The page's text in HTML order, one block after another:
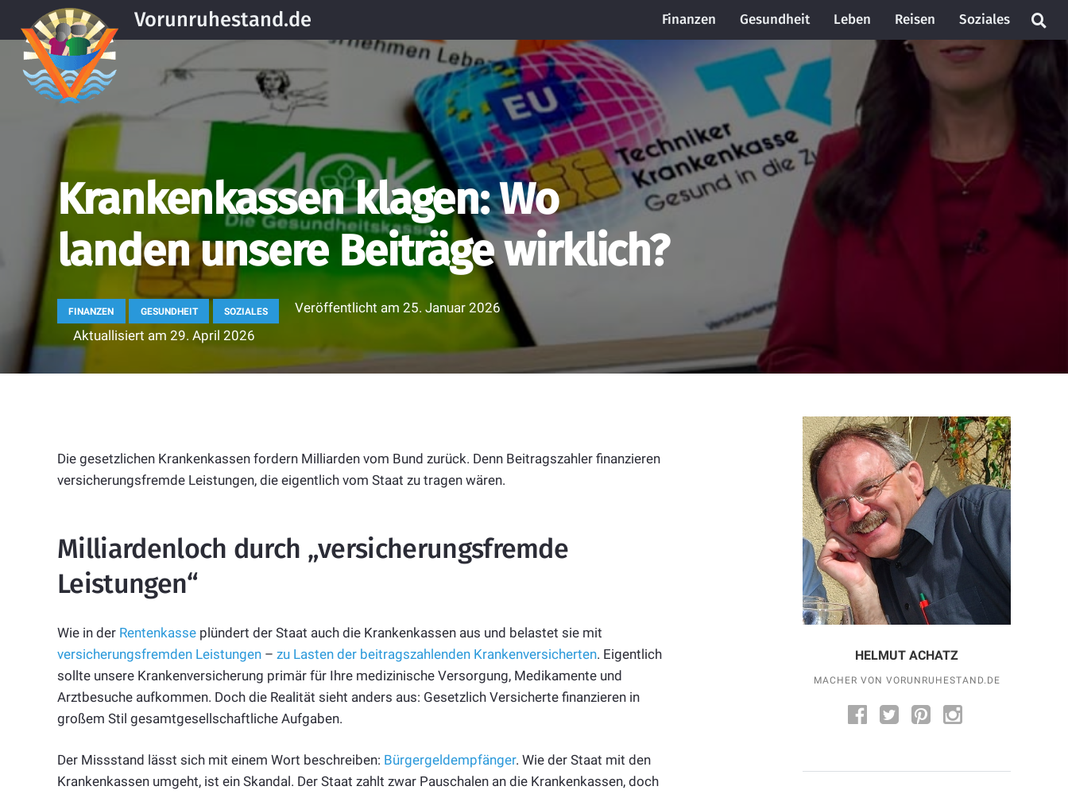
Vorunruhestand.de Finanzen Gesundheit Leben Reisen Soziales
Krankenkassen klagen: Wo
landen unsere Beiträge wirklich?
FINANZEN GESUNDHEIT SOZIALES Veröffentlicht am25. Januar 2026
Aktuallisiert am 29. April 2026
Die gesetzlichen Krankenkassen fordern Milliarden vom Bund zurück. Denn Beitragszahler finanzieren
versicherungsfremde Leistungen, die eigentlich vom Staat zu tragen wären.
Milliardenloch durch „versicherungsfremde
Leistungen“
Wie in der Rentenkasse plündert der Staat auch die Krankenkassen aus und belastet sie mit
versicherungsfremden Leistungen – zu Lasten der beitragszahlenden Krankenversicherten. Eigentlich
sollte unsere Krankenversicherung primär für Ihre medizinische Versorgung, Medikamente und
Arztbesuche aufkommen. Doch die Realität sieht anders aus: Gesetzlich Versicherte finanzieren in
großem Stil gesamtgesellschaftliche Aufgaben.
Der Missstand lässt sich mit einem Wort beschreiben: Bürgergeldempfänger. Wie der Staat mit den
Krankenkassen umgeht, ist ein Skandal. Der Staat zahlt zwar Pauschalen an die Krankenkassen, doch
HELMUT ACHATZ
MACHER VON VORUNRUHESTAND.DE